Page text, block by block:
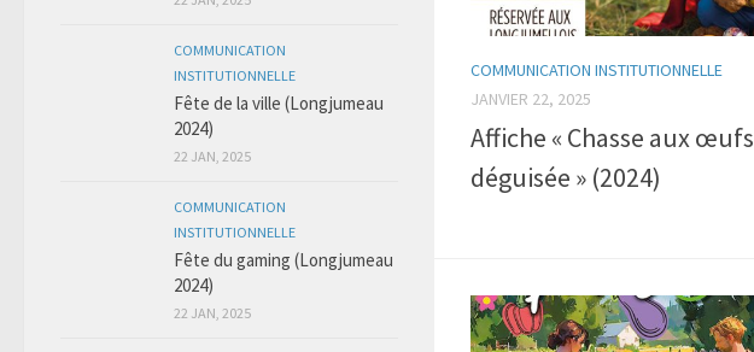
COMMUNICATION INSTITUTIONNELLE
JANVIER 22, 2025
Affiche « Chasse aux œufs
déguisée » (2024)
COMMUNICATION
INSTITUTIONNELLE
Fête de la ville (Longjumeau
2024)
22 JAN, 2025
COMMUNICATION
INSTITUTIONNELLE
Fête du gaming (Longjumeau
2024)
22 JAN, 2025